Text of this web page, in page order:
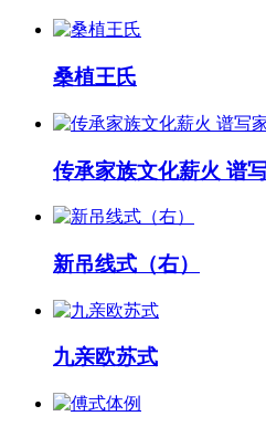
桑植王氏
传承家族文化薪火 谱
新吊线式（右）
九亲欧苏式